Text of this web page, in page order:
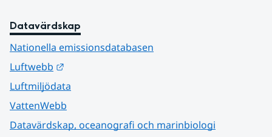
Datavärdskap
Nationella emissionsdatabasen
Luftwebb
Luftmiljödata
VattenWebb
Datavärdskap, oceanografi och marinbiologi